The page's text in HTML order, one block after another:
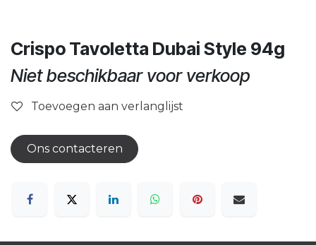
Crispo Tavoletta Dubai Style 94g
Niet beschikbaar voor verkoop
Toevoegen aan verlanglijst
Ons contacteren